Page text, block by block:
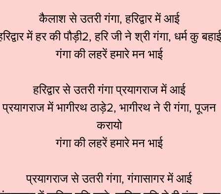
कैलाश से उतरी गंगा, हरिद्वार में आई
में हर की पौड़ी2, हरि जी ने श्री गंगा, धर्म कु बहाई
गंगा की लहरें हमारे मन भाई
हरिद्वार से उतरी गंगा प्रयागराज में आई
प्रयागराज में भागीरथ ठाड़े2, भागीरथ ने री गंगा, पूजन
करायो
गंगा की लहरें हमारे मन भाई
प्रयागराज से उतरी गंगा, गंगासागर में आई